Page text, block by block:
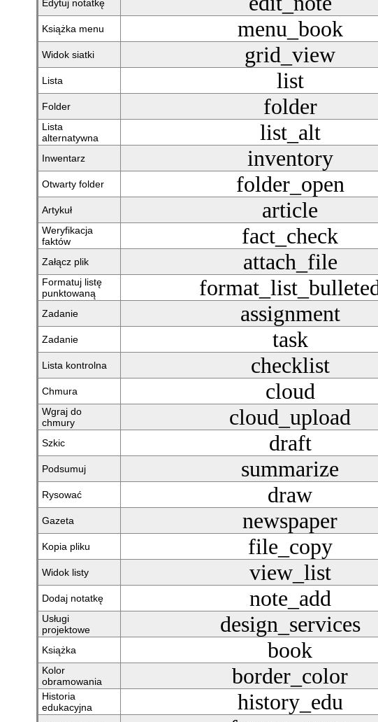
Edytuj notatkę
Książka menu menu_book
Widok siatki grid_view
Lista list
Folder folder
Lista
alternatywna
list_alt
Inwentarz inventory
Otwarty folder folder_open
Artykuł article
Weryfikacja
faktów
fact_check
Załącz plik attach_file
Formatuj listę
punktowaną
Zadanie assignment
Zadanie task
Lista kontrolna checklist
Chmura cloud
Wgraj do
chmury
cloud_upload
Szkic draft
Podsumuj summarize
Rysować draw
Gazeta newspaper
Kopia pliku file_copy
Widok listy view_list
Dodaj notatkę note_add
Usługi
projektowe
design_services
Książka book
Kolor
obramowania
border_color
Historia
edukacyjna
history_edu